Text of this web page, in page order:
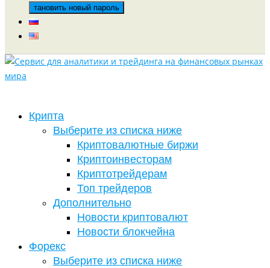
Крипта
Выберите из списка ниже
Криптовалютные биржи
Криптоинвесторам
Криптотрейдерам
Топ трейдеров
Дополнительно
Новости криптовалют
Новости блокчейна
Форекс
Выберите из списка ниже